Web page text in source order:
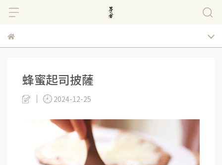
蜂蜜起司披薩
2024-12-25